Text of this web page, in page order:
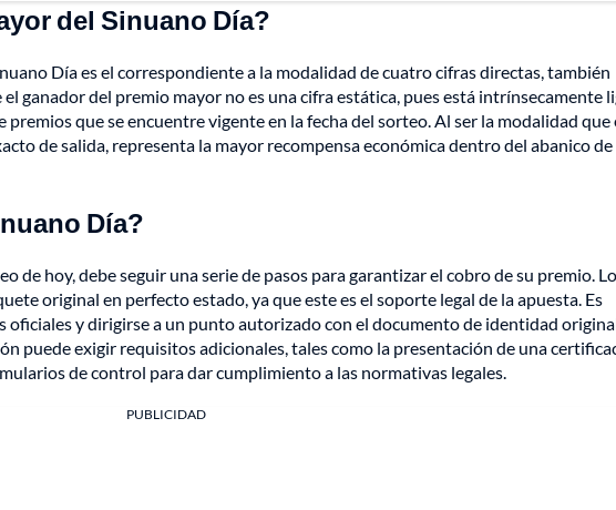
del Sinuano Día?
Día es el correspondiente a la modalidad de cuatro cifras directas, también
ganador del premio mayor no es una cifra estática, pues está intrínsecamente
que se encuentre vigente en la fecha del sorteo. Al ser la modalidad que
de salida, representa la mayor recompensa económica dentro del abanico de
Día?
de hoy, debe seguir una serie de pasos para garantizar el cobro de su premio. Lo
original en perfecto estado, ya que este es el soporte legal de la apuesta. Es
oficiales y dirigirse a un punto autorizado con el documento de identidad
puede exigir requisitos adicionales, tales como la presentación de una
de control para dar cumplimiento a las normativas legales.
PUBLICIDAD